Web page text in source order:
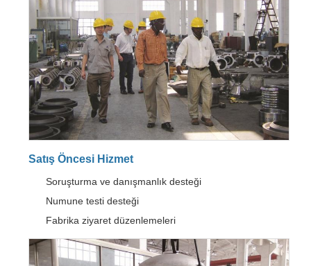
Satış Öncesi Hizmet
Soruşturma ve danışmanlık desteği
Numune testi desteği
Fabrika ziyaret düzenlemeleri